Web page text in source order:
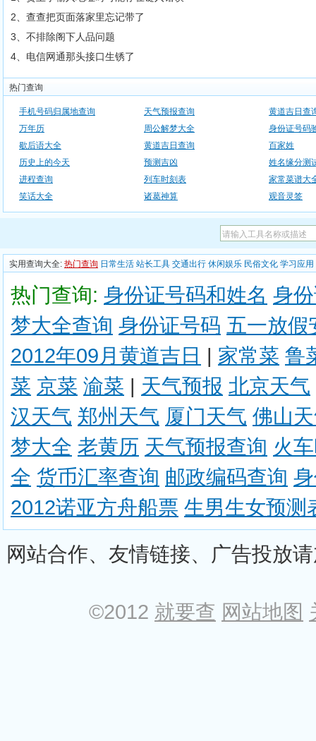
2、查查把页面落家里忘记带了
3、不排除阁下人品问题
4、电信网通那头接口生锈了
热门查询
手机号码归属地查询 天气预报查询
黄道吉日查
万年历
周公解梦大全
身份证号码
歇后语大全
黄道吉日查询
百家姓
历史上的今天
预测吉凶
姓名缘分测
进程查询
列车时刻表
家常菜谱大
笑话大全
诸葛神算 观音灵签
实用查询大全: 热门查询 日常生活 站长工具 交通出行 休闲娱乐 民俗文化 学习应用
热门查询: 身份证号码和姓名 身
梦大全查询 身份证号码 五一放假
2012年09月黄道吉日 | 家常菜 鲁
菜 京菜 渝菜 | 天气预报 北京天气
汉天气 郑州天气 厦门天气 佛山
梦大全 老黄历 天气预报查询 火
全 货币汇率查询 邮政编码查询
2012诺亚方舟船票 生男生女预测
网站合作、友情链接、广告投放
©2012 就要查 网站地图